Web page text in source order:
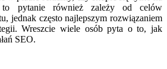
pytanie również zależy od celów
jednak często najlepszym rozwiązaniem
Wreszcie wiele osób pyta o to, jak
SEO.